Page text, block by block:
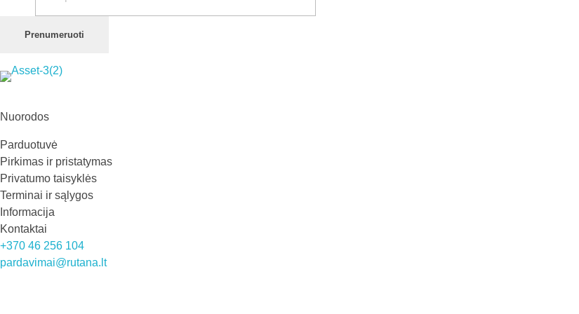
Prenumeruoti
Rutana - Raštinės reikmenys
Prekiaujame pasaulinėje rinkoje pripažintomis, kokybiškomis biuro prekėmis tokių gamintojų kaip: Schneider, Esselte, Novus, 3M, Faber-Castell, Citizen, Milan, Leitz, Colop, Zebra, Staedtler, Durable, Tork, Parker, Waterman ir kt.
Nuorodos
Parduotuvė
Pirkimas ir pristatymas
Privatumo taisyklės
Terminai ir sąlygos
Informacija
Kontaktai
+370 46 256 104
pardavimai@rutana.lt